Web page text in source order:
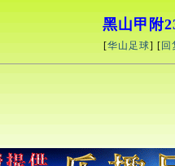
黑山甲附
[华山足球] [ 回